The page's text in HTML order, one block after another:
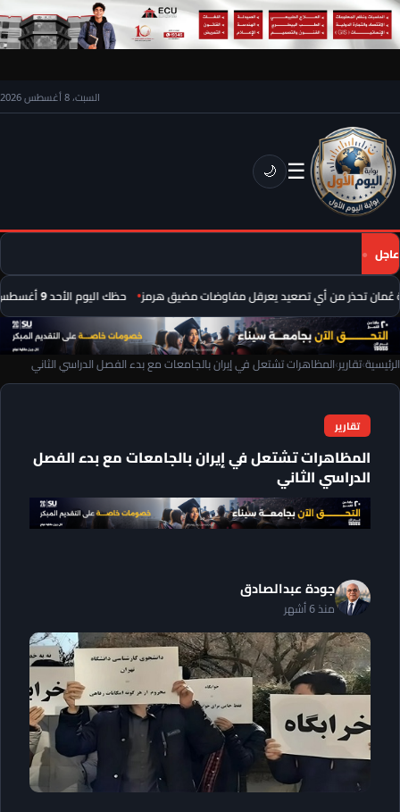
السبت، 8 أغسطس 2026
☰
🌙
عاجل
تحذر من أي تصعيد يعرقل مفاوضات مضيق هرمز حظك اليوم الأحد 9 أغسطس 2026.. توقعات الأبراج على الصعيد المهني والعاطفي
الرئيسية›تقارير›المظاهرات تشتعل في إيران بالجامعات مع بدء الفصل الدراسي الثاني
تقارير
المظاهرات تشتعل في إيران بالجامعات مع بدء الفصل
الدراسي الثاني
جودة عبدالصادق
منذ 6 أشهر